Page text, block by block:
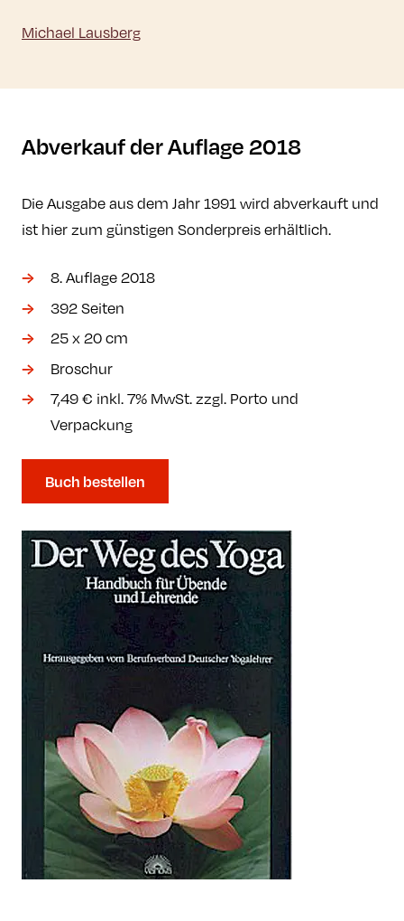
Michael Lausberg
Abverkauf der Auflage 2018
Die Ausgabe aus dem Jahr 1991 wird abverkauft und
ist hier zum günstigen Sonderpreis erhältlich.
8. Auflage 2018
392 Seiten
25 x 20 cm
Broschur
7,49 € inkl. 7% MwSt. zzgl. Porto und
Verpackung
Buch bestellen